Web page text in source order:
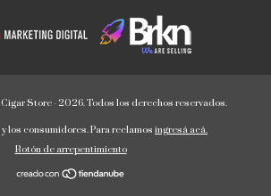
Store - 2026. Todos los derechos reservados.
los consumidores. Para reclamos ingresá acá.
Botón de arrepentimiento